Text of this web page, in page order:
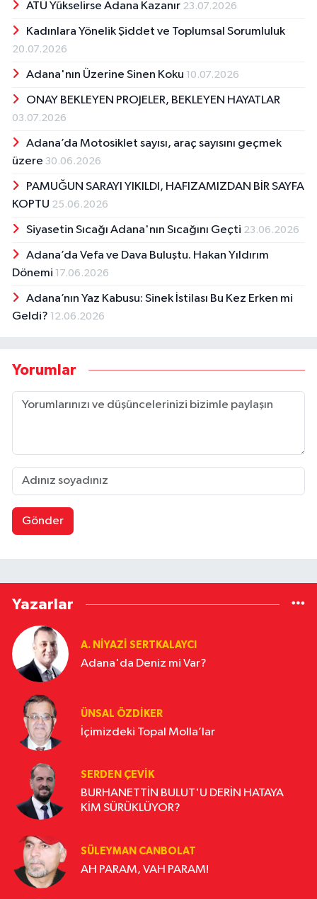
ATÜ Yükselirse Adana Kazanır 23.07.2026
Kadınlara Yönelik Şiddet ve Toplumsal Sorumluluk
20.07.2026
Adana'nın Üzerine Sinen Koku 10.07.2026
ONAY BEKLEYEN PROJELER, BEKLEYEN HAYATLAR
03.07.2026
Adana’da Motosiklet sayısı, araç sayısını geçmek
üzere 30.06.2026
PAMUĞUN SARAYI YIKILDI, HAFIZAMIZDAN BİR SAYFA
KOPTU 25.06.2026
Siyasetin Sıcağı Adana'nın Sıcağını Geçti 23.06.2026
Adana’da Vefa ve Dava Buluştu. Hakan Yıldırım
Dönemi 17.06.2026
Adana’nın Yaz Kabusu: Sinek İstilası Bu Kez Erken mi
Geldi? 12.06.2026
Yorumlar
Gönder
Yazarlar
A. NIYAZI SERTKALAYCI
Adana'da Deniz mi Var?
ÜNSAL ÖZDIKER
İçimizdeki Topal Molla’lar
SERDEN ÇEVIK
BURHANETTİN BULUT'U DERİN HATAYA
KİM SÜRÜKLÜYOR?
SÜLEYMAN CANBOLAT
AH PARAM, VAH PARAM!